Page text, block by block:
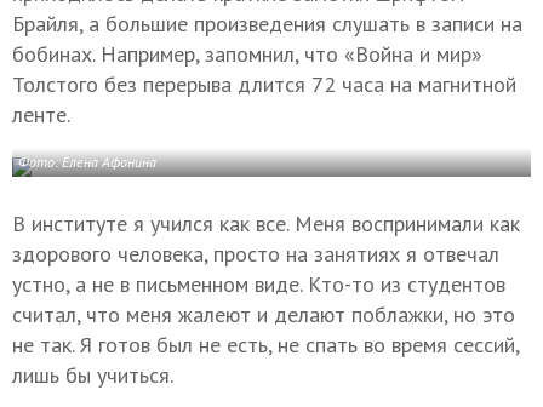
Брайля, а большие произведения слушать в записи на
бобинах. Например, запомнил, что «Война и мир»
Толстого без перерыва длится 72 часа на магнитной
ленте.
Фото: Елена Афонина
В институте я учился как все. Меня воспринимали как
здорового человека, просто на занятиях я отвечал
устно, а не в письменном виде. Кто-то из студентов
считал, что меня жалеют и делают поблажки, но это
не так. Я готов был не есть, не спать во время сессий,
лишь бы учиться.